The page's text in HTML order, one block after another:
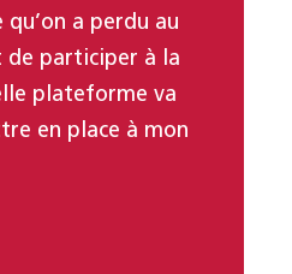
a perdu au
de participer à la
plateforme va
en place à mon